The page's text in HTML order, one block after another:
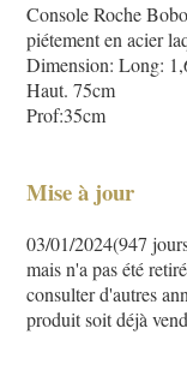
Console Roche
piétement en acier
Dimension: Long:
Haut. 75cm
Prof:35cm
Mise à jour
03/01/2024(947
mais n'a pas été
consulter d'autres
produit soit déjà